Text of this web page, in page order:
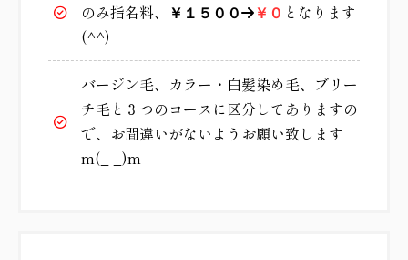
のみ指名料、
￥１５００→￥０ となります
(^^)
バージン毛、カラー・白髪染め毛、ブリー
チ毛と３つのコースに区分してありますの
で、お間違いがないようお願い致します
m(_ _)m